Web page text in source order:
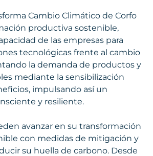
Cambio Climático de Corfo
productiva sostenible,
de las empresas para
tecnológicas frente al cambio
la demanda de productos y
mediante la sensibilización
impulsando así un
y resiliente.
avanzar en su transformación
con medidas de mitigación y
su huella de carbono. Desde